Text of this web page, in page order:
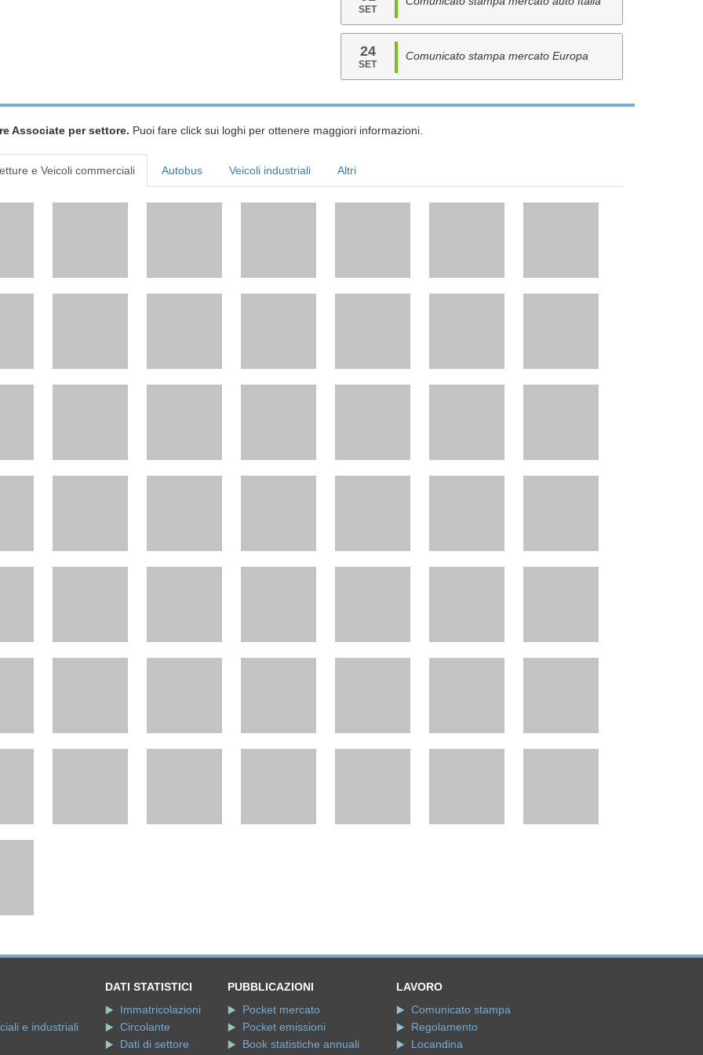
SET
24
SET
Comunicato stampa mercato Europa
Associate per settore. Puoi fare click sui loghi per ottenere maggiori informazioni.
e Veicoli commerciali Autobus Veicoli industriali Altri
e industriali
DATI STATISTICI
Immatricolazioni
Circolante
Dati di settore
PUBBLICAZIONI
Pocket mercato
Pocket emissioni
Book statistiche annuali
LAVORO
Comunicato stampa
Regolamento
Locandina